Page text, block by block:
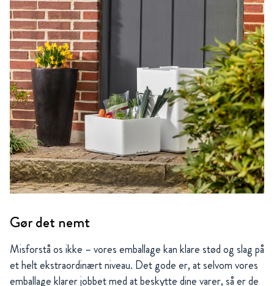
Gør det nemt
Misforstå os ikke – vores emballage kan klare stød og slag på
et helt ekstraordinært niveau. Det gode er, at selvom vores
emballage klarer jobbet med at beskytte dine varer, så er de